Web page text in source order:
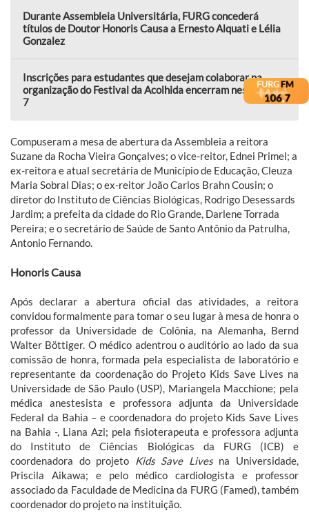
Durante Assembleia Universitária, FURG concederá
títulos de Doutor Honoris Causa a Ernesto Alquati e Lélia
Gonzalez
Inscrições para estudantes que desejam colaborar na
organização do Festival da Acolhida encerram nesta sexta,
7
Compuseram a mesa de abertura da Assembleia a reitora
Suzane da Rocha Vieira Gonçalves; o vice-reitor, Ednei Primel; a
ex-reitora e atual secretária de Município de Educação, Cleuza
Maria Sobral Dias; o ex-reitor João Carlos Brahn Cousin; o
diretor do Instituto de Ciências Biológicas, Rodrigo Desessards
Jardim; a prefeita da cidade do Rio Grande, Darlene Torrada
Pereira; e o secretário de Saúde de Santo Antônio da Patrulha,
Antonio Fernando.
Honoris Causa
Após declarar a abertura oficial das atividades, a reitora
convidou formalmente para tomar o seu lugar à mesa de honra o
professor da Universidade de Colônia, na Alemanha, Bernd
Walter Böttiger. O médico adentrou o auditório ao lado da sua
comissão de honra, formada pela especialista de laboratório e
representante da coordenação do Projeto Kids Save Lives na
Universidade de São Paulo (USP), Mariangela Macchione; pela
médica anestesista e professora adjunta da Universidade
Federal da Bahia – e coordenadora do projeto Kids Save Lives
na Bahia -, Liana Azi; pela fisioterapeuta e professora adjunta
do Instituto de Ciências Biológicas da FURG (ICB) e
coordenadora do projeto Kids Save Livesna Universidade,
Priscila Aikawa; e pelo médico cardiologista e professor
associado da Faculdade de Medicina da FURG (Famed), também
coordenador do projeto na instituição.